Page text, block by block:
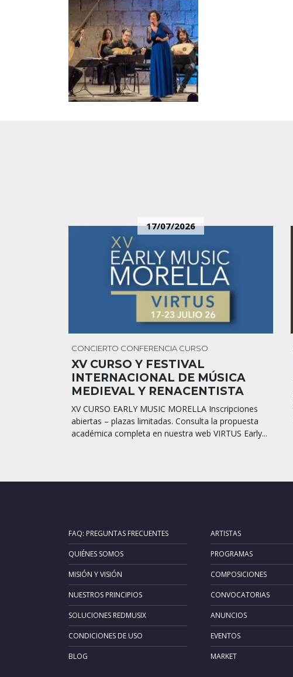
17/07/2026
CONCIERTO CONFERENCIA CURSO
XV CURSO Y FESTIVAL
INTERNACIONAL DE MÚSICA
MEDIEVAL Y RENACENTISTA
XV CURSO EARLY MUSIC MORELLA Inscripciones
abiertas – plazas limitadas. Consulta la propuesta
académica completa en nuestra web VIRTUS Early...
FAQ: PREGUNTAS FRECUENTES
QUIÉNES SOMOS
MISIÓN Y VISIÓN
NUESTROS PRINCIPIOS
SOLUCIONES REDMUSIX
CONDICIONES DE USO
BLOG
ARTISTAS
PROGRAMAS
COMPOSICIONES
CONVOCATORIAS
ANUNCIOS
EVENTOS
MARKET